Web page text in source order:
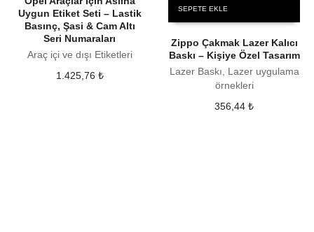
Uygun Etiket Seti – Lastik
Basınç, Şasi & Cam Altı
Seri Numaraları
Araç içi ve dışı Etiketleri
1.425,76 ₺
SEPETE EKLE
Zippo Çakmak Lazer Kalıcı
Baskı – Kişiye Özel Tasarım
Lazer Baskı, Lazer uygulama
örnekleri
356,44₺